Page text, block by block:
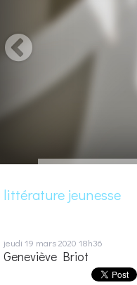
littérature jeunesse
jeudi 19 mars 2020 18h36
Geneviève Briot